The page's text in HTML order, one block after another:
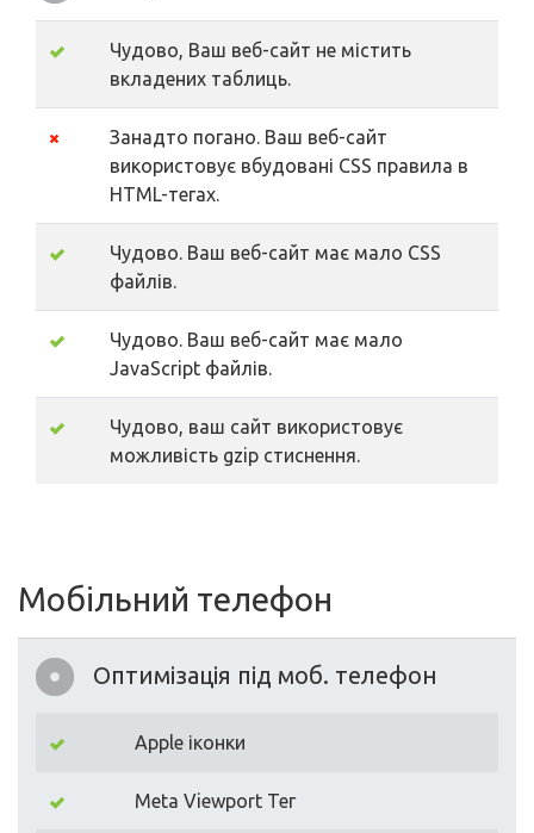
Чудово, Ваш веб-сайт не містить
вкладених таблиць.
Занадто погано. Ваш веб-сайт
використовує вбудовані CSS правила в
HTML-тегах.
Чудово. Ваш веб-сайт має мало CSS
файлів.
Чудово. Ваш веб-сайт має мало
JavaScript файлів.
Чудово, ваш сайт використовує
можливість gzip стиснення.
Мобільний телефон
Оптимізація під моб. телефон
Apple іконки
Meta Viewport Тег